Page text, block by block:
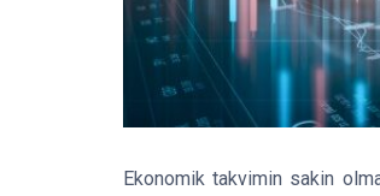
Ekonomik takvimin sakin